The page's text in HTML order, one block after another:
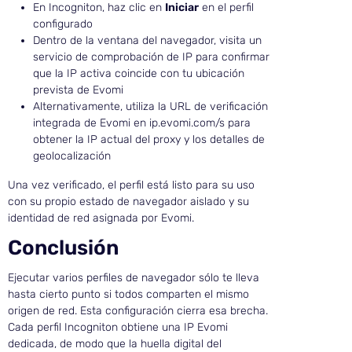
En Incogniton, haz clic en Iniciar en el perfil
configurado
Dentro de la ventana del navegador, visita un
servicio de comprobación de IP para confirmar
que la IP activa coincide con tu ubicación
prevista de Evomi
Alternativamente, utiliza la URL de verificación
integrada de Evomi en ip.evomi.com/s para
obtener la IP actual del proxy y los detalles de
geolocalización
Una vez verificado, el perfil está listo para su uso
con su propio estado de navegador aislado y su
identidad de red asignada por Evomi.
Conclusión
Ejecutar varios perfiles de navegador sólo te lleva
hasta cierto punto si todos comparten el mismo
origen de red. Esta configuración cierra esa brecha.
Cada perfil Incogniton obtiene una IP Evomi
dedicada, de modo que la huella digital del